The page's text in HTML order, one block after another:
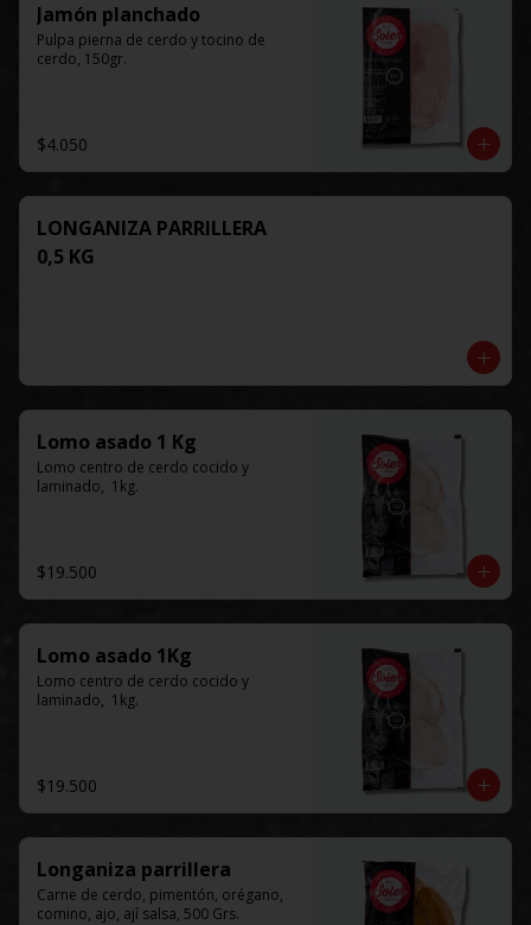
Jamón planchado
Pulpa pierna de cerdo y tocino de
cerdo, 150gr.
$4.050
LONGANIZA PARRILLERA
0,5 KG
Lomo asado 1 Kg
Lomo centro de cerdo cocido y
laminado,  1kg.
$19.500
Lomo asado 1Kg
Lomo centro de cerdo cocido y
laminado,  1kg.
$19.500
Longaniza parrillera
Carne de cerdo, pimentón, orégano,
comino, ajo, ají salsa, 500 Grs.